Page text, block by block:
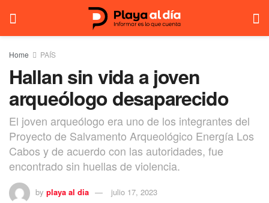
Home PAÍS
Hallan sin vida a joven
arqueólogo desaparecido
El joven arqueólogo era uno de los integrantes del
Proyecto de Salvamento Arqueológico Energía Los
Cabos y de acuerdo con las autoridades, fue
encontrado sin huellas de violencia.
by playa al dia julio 17, 2023